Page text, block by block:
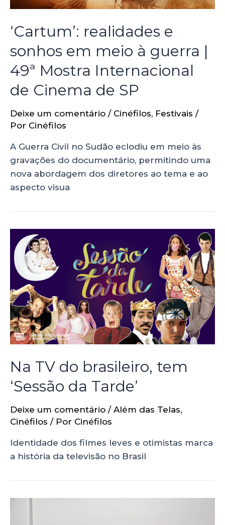
‘Cartum’: realidades e
sonhos em meio à guerra |
49ª Mostra Internacional
de Cinema de SP
Deixe um comentário / Cinéfilos, Festivais /
Por Cinéfilos
A Guerra Civil no Sudão eclodiu em meio às
gravações do documentário, permitindo uma
nova abordagem dos diretores ao tema e ao
aspecto visua
Na TV do brasileiro, tem
‘Sessão da Tarde’
Deixe um comentário / Além das Telas,
Cinéfilos / Por Cinéfilos
Identidade dos filmes leves e otimistas marca
a história da televisão no Brasil